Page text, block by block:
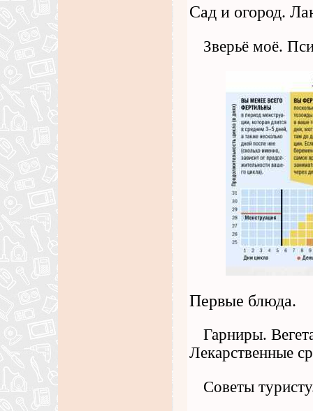
Сад и огород.
Зверьё моё.
Первые блюда.
Гарниры.
Лекарственные
Советы